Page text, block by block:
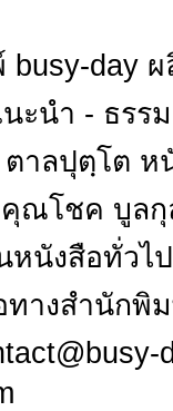
day
นำ - ธรร
าลปุตฺโต ห
ณโชค บูลกุ
หนังสือทั่วไ
างสำนักพิ